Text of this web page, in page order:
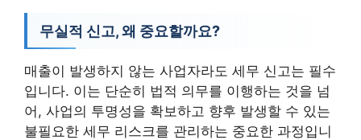
무실적 신고, 왜 중요할까요?
매출이 발생하지 않는 사업자라도 세무 신고는 필수
입니다. 이는 단순히 법적 의무를 이행하는 것을 넘
어, 사업의 투명성을 확보하고 향후 발생할 수 있는
불필요한 세무 리스크를 관리하는 중요한 과정입니